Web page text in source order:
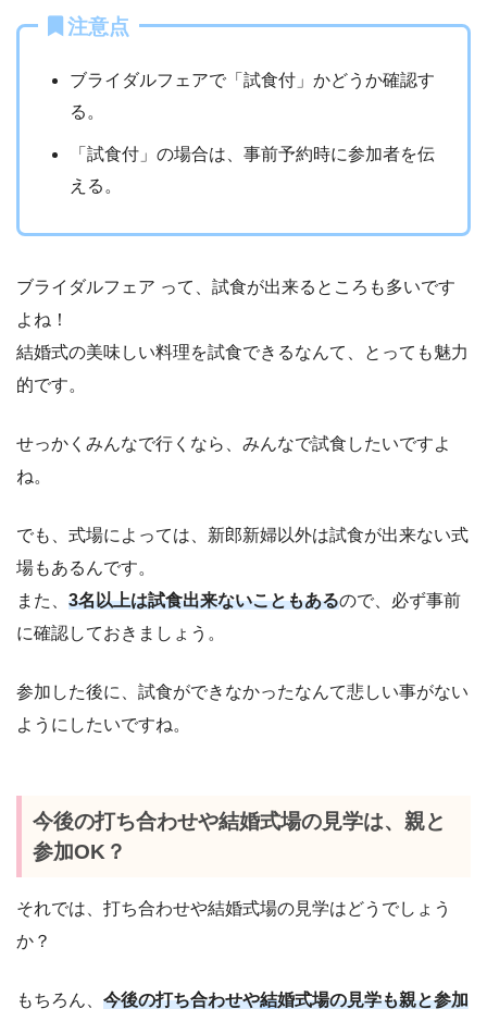
注意点
ブライダルフェアで「試食付」かどうか確認す
る。
「試食付」の場合は、事前予約時に参加者を伝
える。
ブライダルフェア って、試食が出来るところも多いです
よね！
結婚式の美味しい料理を試食できるなんて、とっても魅力
的です。
せっかくみんなで行くなら、みんなで試食したいですよ
ね。
でも、式場によっては、新郎新婦以外は試食が出来ない式
場もあるんです。
また、 3名以上は試食出来ないこともあるので、必ず事前
に確認しておきましょう。
参加した後に、試食ができなかったなんて悲しい事がない
ようにしたいですね。
今後の打ち合わせや結婚式場の見学は、親と
参加OK？
それでは、打ち合わせや結婚式場の見学はどうでしょう
か？
もちろん、 今後の打ち合わせや結婚式場の見学も親と参加